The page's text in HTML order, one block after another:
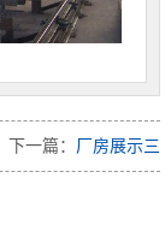
下一篇： 厂房展示三